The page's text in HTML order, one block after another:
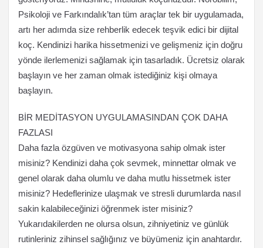
Psikoloji ve Farkındalık’tan tüm araçlar tek bir uygulamada,
artı her adımda size rehberlik edecek teşvik edici bir dijital
koç. Kendinizi harika hissetmenizi ve gelişmeniz için doğru
yönde ilerlemenizi sağlamak için tasarladık. Ücretsiz olarak
başlayın ve her zaman olmak istediğiniz kişi olmaya
başlayın.
BİR MEDİTASYON UYGULAMASINDAN ÇOK DAHA
FAZLASI
Daha fazla özgüven ve motivasyona sahip olmak ister
misiniz? Kendinizi daha çok sevmek, minnettar olmak ve
genel olarak daha olumlu ve daha mutlu hissetmek ister
misiniz? Hedeflerinize ulaşmak ve stresli durumlarda nasıl
sakin kalabileceğinizi öğrenmek ister misiniz?
Yukarıdakilerden ne olursa olsun, zihniyetiniz ve günlük
rutinleriniz zihinsel sağlığınız ve büyümeniz için anahtardır.